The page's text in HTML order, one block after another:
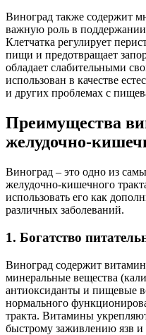
Виноград также содержит
важную роль в
Клетчатка регулирует
пищи и предотвращает
обладает слабительными
использован в качестве
и других проблемах с
Преимущества
желудочно-
Виноград – это одно из
желудочно-кишечного
использовать его как
различных заболеваний.
1. Богатство
Виноград содержит
минеральные вещества
антиоксиданты и пищевые
нормального
тракта. Витамины
быстрому заживлению язв и